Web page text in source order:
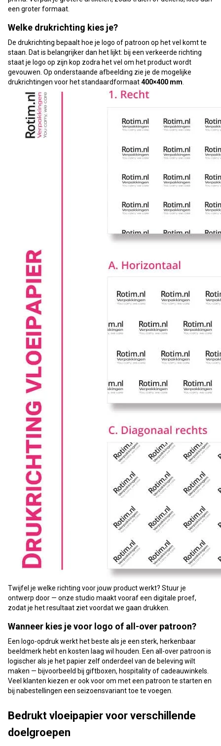
een groter formaat.
Welke drukrichting kies je?
De drukrichting bepaalt hoe je logo of patroon op het vel komt te
staan. Dat is belangrijker dan het lijkt: bij een verkeerde richting
staat je logo op zijn kop zodra het vel om het product wordt
gevouwen. Op onderstaande afbeelding zie je de mogelijke
drukrichtingen voor het standaardformaat400×400 mm
Twijfel je welke richting voor jouw product werkt? Stuur je
ontwerp door — onze studio maakt vooraf een digitale proef,
zodat je het resultaat ziet voordat we gaan drukken.
Wanneer kies je voor logo of all-over patroon?
Een logo-opdruk werkt het beste als je een sterk, herkenbaar
beeldmerk hebt en kosten laag wil houden. Een all-over patroon is
logischer als je het papier zelf onderdeel van de beleving wilt
maken — bijvoorbeeld bij giftboxen, hospitality of cadeauwinkels.
Veel klanten kiezen er ook voor om met een patroon te starten en
bij nabestellingen een seizoensvariant toe te voegen.
Bedrukt vloeipapier voor verschillende
doelgroepen